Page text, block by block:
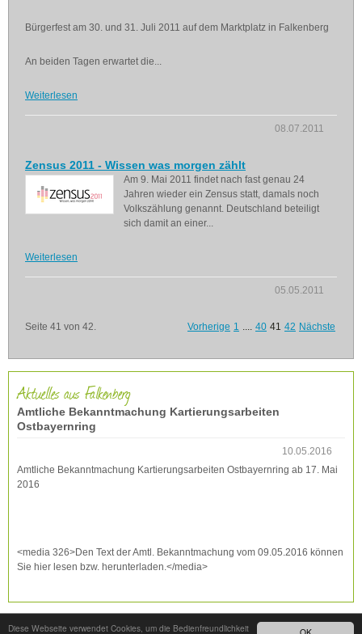
Diese Webseite verwendet Cookies, um die Bedienfreundlichkeit
Bürgerfest am 30. und 31. Juli 2011 auf dem Marktplatz in Falkenberg
An beiden Tagen erwartet die...
Weiterlesen
08.07.2011
Zensus 2011 - Wissen was morgen zählt
Am 9. Mai 2011 findet nach fast genau 24
Jahren wieder ein Zensus statt, damals noch
Volkszählung genannt. Deutschland beteiligt
sich damit an einer...
Weiterlesen
05.05.2011
Seite 41 von 42. Vorherige 1 .... 40 41 42 Nächste
Aktuelles aus Falkenberg
Amtliche Bekanntmachung Kartierungsarbeiten
Ostbayernring
10.05.2016
Amtliche Bekanntmachung Kartierungsarbeiten Ostbayernring ab 17. Mai
2016
<media 326>Den Text der Amtl. Bekanntmachung vom 09.05.2016 können
Sie hier lesen bzw. herunterladen.</media>